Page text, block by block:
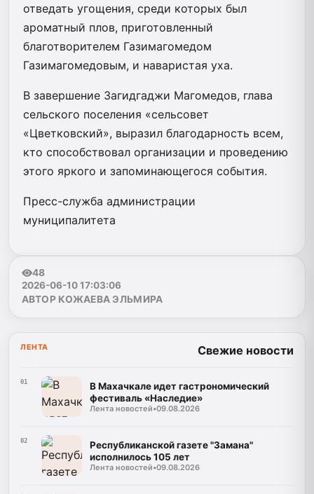
отведать угощения, среди которых был
ароматный плов, приготовленный
благотворителем Газимагомедом
Газимагомедовым, и наваристая уха.
В завершение Загидгаджи Магомедов, глава
сельского поселения «сельсовет
«Цветковский», выразил благодарность всем,
кто способствовал организации и проведению
этого яркого и запоминающегося события.
Пресс-служба администрации
муниципалитета
48
2026-06-10 17:03:06
АВТОР КОЖАЕВА ЭЛЬМИРА
ЛЕНТА Свежие новости
01
В Махачкале идет гастрономический
фестиваль «Наследие»
Лента новостей•09.08.2026
02
Республиканской газете "Замана"
исполнилось 105 лет
Лента новостей•09.08.2026